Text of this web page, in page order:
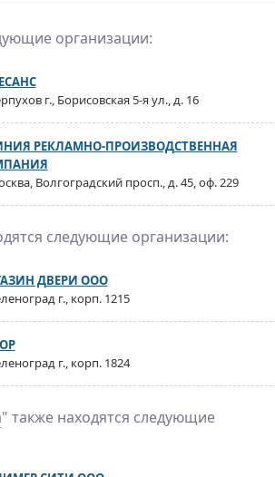
организации:
г., Борисовская 5-я ул., д. 16
РЕКЛАМНО-ПРОИЗВОДСТВЕННАЯ
Волгоградский просп., д. 45, оф. 229
следующие организации:
ДВЕРИ ООО
г., корп. 1215
г., корп. 1824
" также находятся следующие